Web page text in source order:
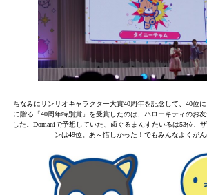
ちなみにサンリオキャラクター大賞40周年を記念して、40位
に贈る「40周年特別賞」を受賞したのは、ハローキティのお
した。Domaniで予想していた、歯ぐるまんすたいるは53位、
ンは49位。あ～惜しかった！でもみんなよくがん